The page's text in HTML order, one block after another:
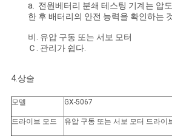
PRIVACY
POLICY
a. 전원베터리 분쇄 테스팅 기계는 압
한 후 배터리의 안전 능력을 확인하는
비. 유압 구동 또는 서보 모터
Ｃ. 관리가 쉽다.
4.상술
모델 GX-5067
드라이브 모드 유압 구동 또는 서보 모터 드라이